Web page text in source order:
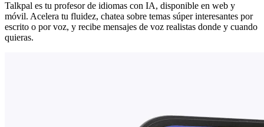
Talkpal es tu profesor de idiomas con IA, disponible en web y
móvil. Acelera tu fluidez, chatea sobre temas súper interesantes por
escrito o por voz, y recibe mensajes de voz realistas donde y cuando
quieras.